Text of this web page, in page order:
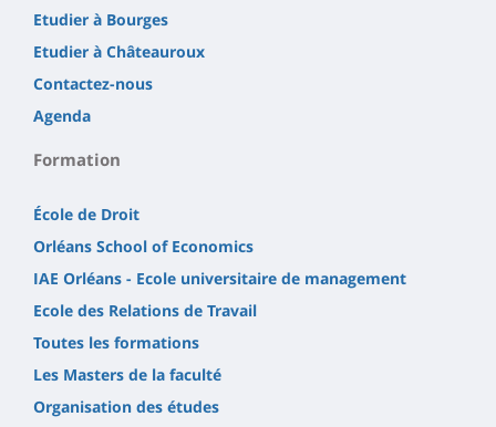
Etudier à Bourges
Etudier à Châteauroux
Contactez-nous
Agenda
Formation
École de Droit
Orléans School of Economics
IAE Orléans - Ecole universitaire de management
Ecole des Relations de Travail
Toutes les formations
Les Masters de la faculté
Organisation des études